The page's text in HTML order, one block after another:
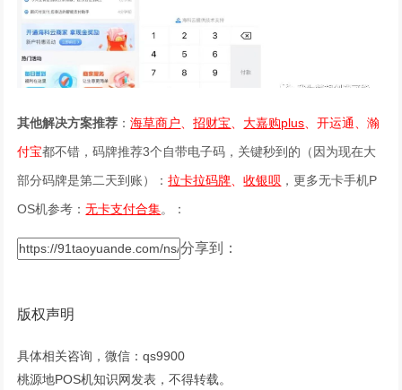
其他解决方案推荐 ：海草商户 、招财宝 大嘉购plus 、开运通 、瀚
付宝都不错，码牌推荐3个自带电子码，关键秒到的（因为现在大
部分码牌是第二天到账）：拉卡拉码牌 、收银呗 ，更多无卡手机P
OS机参考：无卡支付合集。 ：
分享到：
版权声明
具体相关咨询，微信：qs9900
桃源地POS机知识网发表，不得转载。